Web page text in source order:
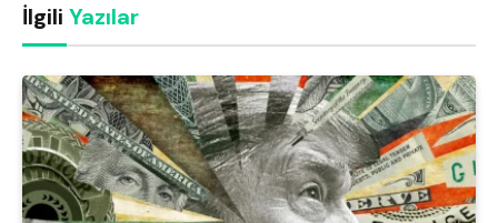
İlgili Yazılar